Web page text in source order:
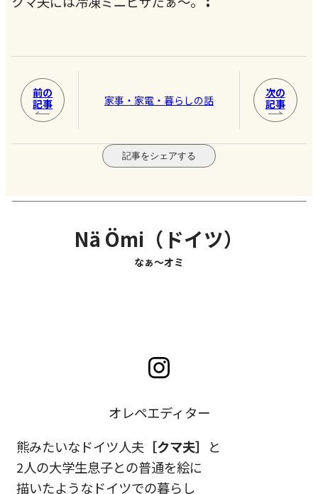
前の
記事
家事・家電・暮らしの話
次の
記事
記事をシェアする
Nä Ömi（ドイツ）
なぁ〜オミ
オレペエディター
熊みたいなドイツ人夫 ［クマ夫］
と
2人の大学生息子との普通を絵に
描いたようなドイツでの暮らし